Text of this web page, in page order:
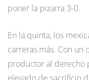
poner la pizarra 3-0.
En la quinta, los
carreras más. Con un
productor al derecho